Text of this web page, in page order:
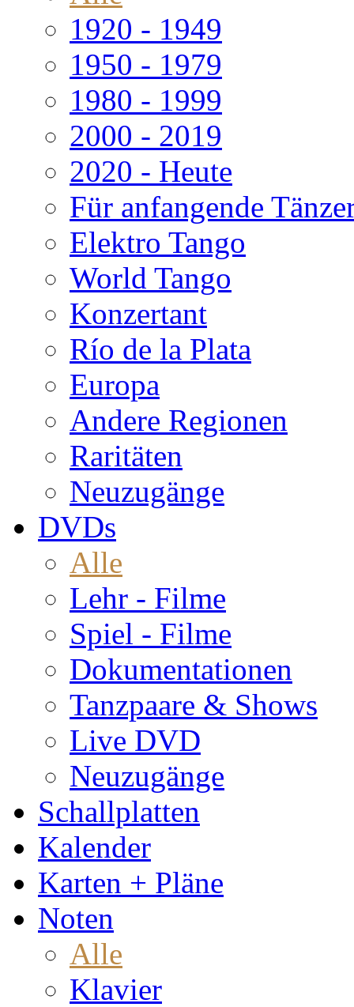
1920 - 1949
1950 - 1979
1980 - 1999
2000 - 2019
2020 - Heute
Für anfangende
Elektro Tango
World Tango
Konzertant
Río de la Plata
Europa
Andere Regionen
Raritäten
Neuzugänge
DVDs
Alle
Lehr - Filme
Spiel - Filme
Dokumentationen
Tanzpaare & Shows
Live DVD
Neuzugänge
Schallplatten
Kalender
Karten + Pläne
Noten
Alle
Klavier